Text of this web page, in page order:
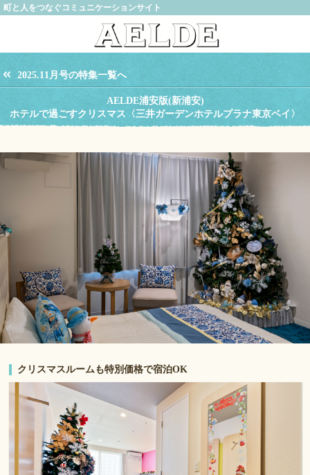
町と人をつなぐコミュニケーションサイト
2025.11月号の特集一覧へ
AELDE浦安版(新浦安)
ホテルで過ごすクリスマス〈三井ガーデンホテルプラナ東京ベイ〉
クリスマスルームも特別価格で宿泊OK